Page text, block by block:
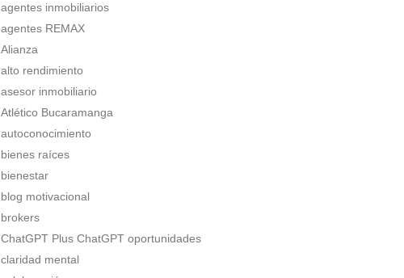
agentes inmobiliarios
agentes REMAX
Alianza
alto rendimiento
asesor inmobiliario
Atlético Bucaramanga
autoconocimiento
bienes raíces
bienestar
blog motivacional
brokers
ChatGPT Plus ChatGPT oportunidades
claridad mental